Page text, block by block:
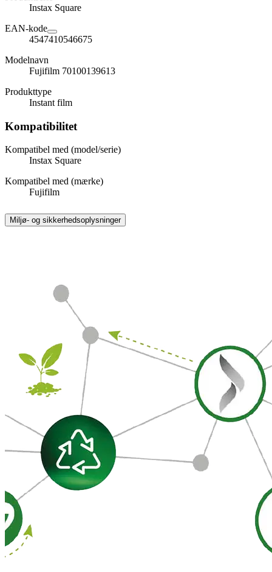
Instax Square
EAN-kode
4547410546675
Modelnavn
Fujifilm 70100139613
Produkttype
Instant film
Kompatibilitet
Kompatibel med (model/serie)
Instax Square
Kompatibel med (mærke)
Fujifilm
Miljø- og sikkerhedsoplysninger